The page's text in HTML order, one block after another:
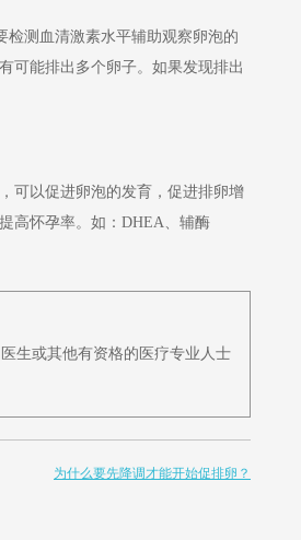
测血清激素水平辅助观察卵泡的
可能排出多个卵子。如果发现排出
可以促进卵泡的发育，促进排卵增
高怀孕率。如：DHEA、辅酶
生或其他有资格的医疗专业人士
为什么要先降调才能开始促排卵？